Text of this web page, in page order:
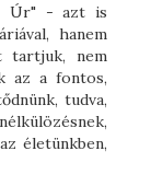
Úr" - azt is
hanem
nem
az a fontos,
tudva,
életünkben,